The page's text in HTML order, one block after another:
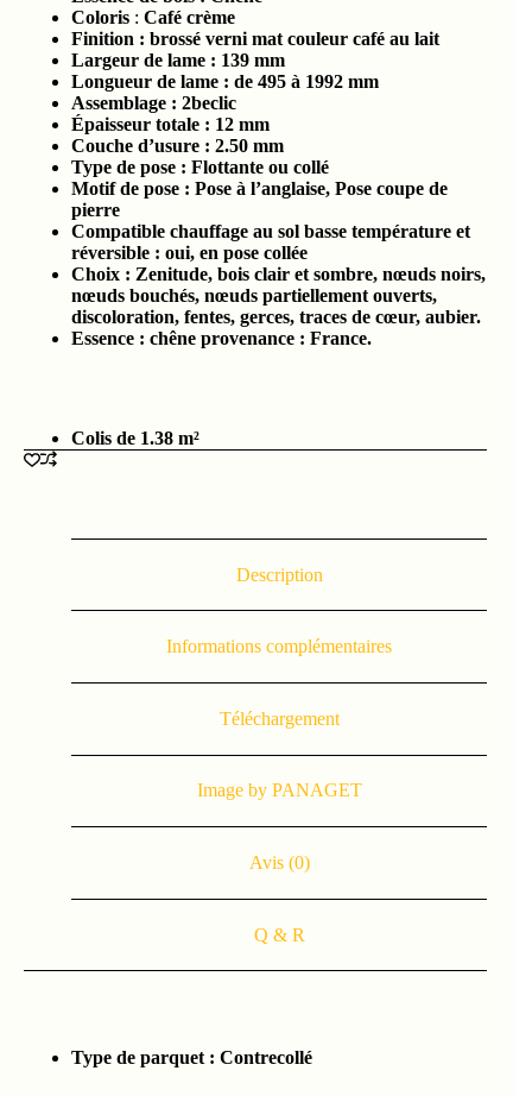
Coloris : Café crème
Finition : brossé verni mat couleur café au lait
Largeur de lame : 139 mm
Longueur de lame : de 495 à 1992 mm
Assemblage : 2beclic
Épaisseur totale : 12 mm
Couche d’usure : 2.50 mm
Type de pose : Flottante ou collé
Motif de pose : Pose à l’anglaise, Pose coupe de
pierre
Compatible chauffage au sol basse température et
réversible : oui, en pose collée
Choix : Zenitude, bois clair et sombre, nœuds noirs,
nœuds bouchés, nœuds partiellement ouverts,
discoloration, fentes, gerces, traces de cœur, aubier.
Essence : chêne provenance : France.
Colis de 1.38 m²
Description
Informations complémentaires
Téléchargement
Image by PANAGET
Avis (0)
Q & R
Type de parquet : Contrecollé